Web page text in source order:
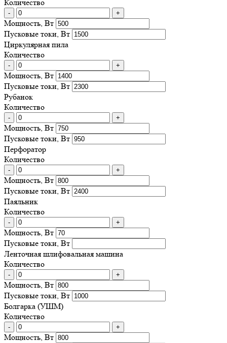
Количество
- +
Мощность, Вт
Пусковые токи, Вт
Циркулярная пила
Количество
- +
Мощность, Вт
Пусковые токи, Вт
Рубанок
Количество
- +
Мощность, Вт
Пусковые токи, Вт
Перфоратор
Количество
- +
Мощность, Вт
Пусковые токи, Вт
Паяльник
Количество
- +
Мощность, Вт
Пусковые токи, Вт
Ленточная шлифовальная машина
Количество
- +
Мощность, Вт
Пусковые токи, Вт
Болгарка (УШМ)
Количество
- +
Мощность, Вт